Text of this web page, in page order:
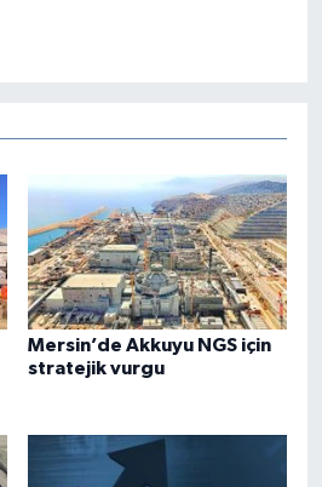
Mersin’de Akkuyu NGS için
stratejik vurgu